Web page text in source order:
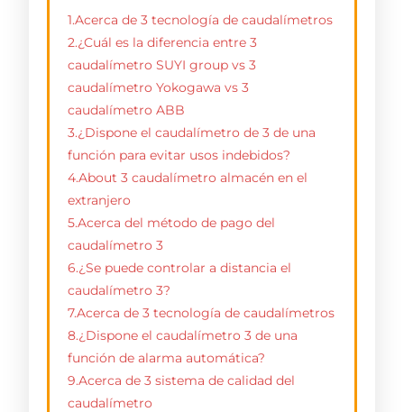
1.Acerca de 3 tecnología de caudalímetros
2.¿Cuál es la diferencia entre 3
caudalímetro SUYI group vs 3
caudalímetro Yokogawa vs 3
caudalímetro ABB
3.¿Dispone el caudalímetro de 3 de una
función para evitar usos indebidos?
4.About 3 caudalímetro almacén en el
extranjero
5.Acerca del método de pago del
caudalímetro 3
6.¿Se puede controlar a distancia el
caudalímetro 3?
7.Acerca de 3 tecnología de caudalímetros
8.¿Dispone el caudalímetro 3 de una
función de alarma automática?
9.Acerca de 3 sistema de calidad del
caudalímetro